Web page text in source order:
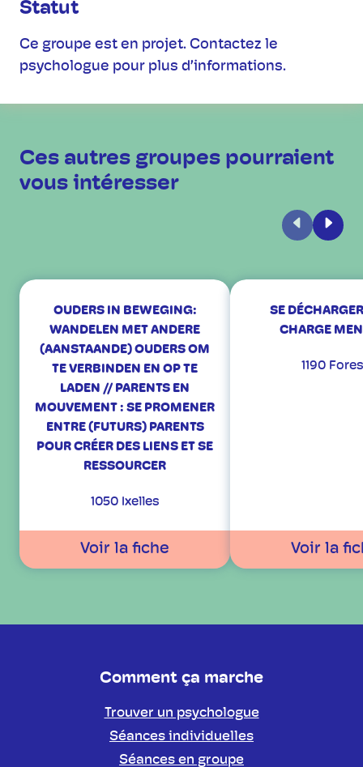
Statut
Ce groupe est en projet. Contactez le
psychologue pour plus d’informations.
Ces autres groupes pourraient
vous intéresser
Précédent
OUDERS IN BEWEGING:
WANDELEN MET ANDERE
(AANSTAANDE) OUDERS OM
TE VERBINDEN EN OP TE
LADEN // PARENTS EN
MOUVEMENT : SE PROMENER
ENTRE (FUTURS) PARENTS
POUR CRÉER DES LIENS ET SE
RESSOURCER
1050 Ixelles
Voir la fiche
SE
CHARGE
1190
Voir la
Comment ça marche
Trouver un psychologue
Séances individuelles
Séances en groupe